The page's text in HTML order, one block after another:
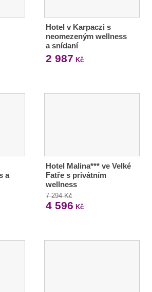
Hotel v Karpaczi s
neomezeným wellness
a snídaní
2 987 Kč
a
Hotel Malina*** ve Velké
Fatře s privátním
wellness
7 294 Kč
4 596 Kč